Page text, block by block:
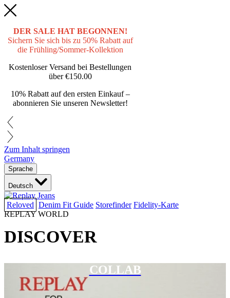
DER SALE HAT BEGONNEN!
Sichern Sie sich bis zu 50% Rabatt auf
die Frühling/Sommer-Kollektion
Kostenloser Versand bei Bestellungen
über€150.00
10% Rabatt auf den ersten Einkauf –
abonnieren Sie unseren Newsletter!
Zum Inhalt springen
Germany
Sprache
Deutsch
Reloved Denim Fit Guide Storefinder Fidelity-Karte
REPLAY WORLD
DISCOVER
COLLAB